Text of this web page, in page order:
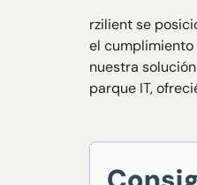
rzilient se
el cumplimiento
nuestra
parque IT,